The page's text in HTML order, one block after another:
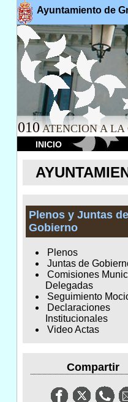
Ayuntamiento de
010 ATENCION A LA
INICIO
Plenos y Juntas de
Gobierno
Plenos
Juntas de
Comisiones
Delegadas
Seguimiento
Declaraciones
Institucionales
Video Actas
Compartir